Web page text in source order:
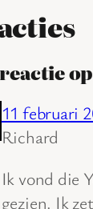
11 februari
Richard
Ik vond die
gezien. Ik